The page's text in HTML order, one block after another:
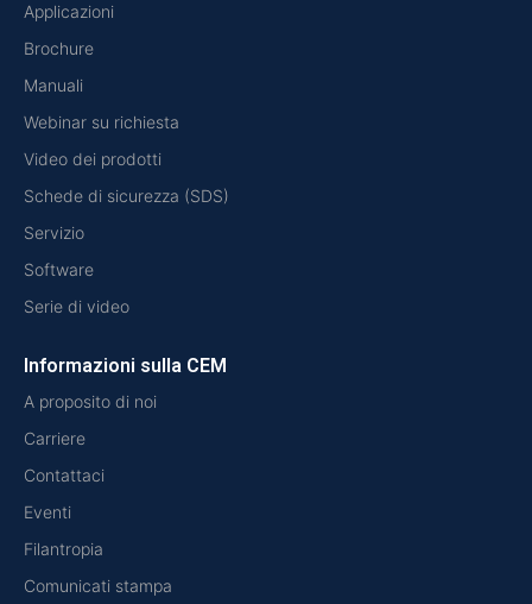
Applicazioni
Brochure
Manuali
Webinar su richiesta
Video dei prodotti
Schede di sicurezza (SDS)
Servizio
Software
Serie di video
Informazioni sulla CEM
A proposito di noi
Carriere
Contattaci
Eventi
Filantropia
Comunicati stampa